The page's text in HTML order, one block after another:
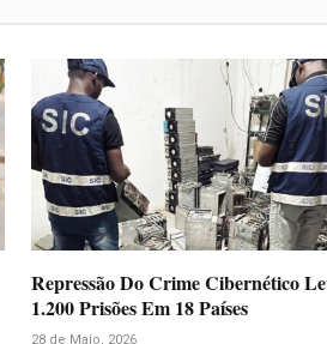
Repressão Do Crime Cibernético
1.200 Prisões Em 18 Países
28 de Maio, 2026